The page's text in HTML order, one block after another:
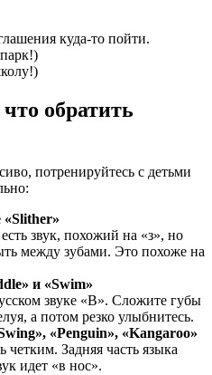
куда-то пойти.
обратить
потренируйтесь с детьми
звук, похожий на «з», но
между зубами. Это похоже на
и «Swim»
звуке «В». Сложите губы
а потом резко улыбнитесь.
«Penguin», «Kangaroo»
Задняя часть языка
идет «в нос».